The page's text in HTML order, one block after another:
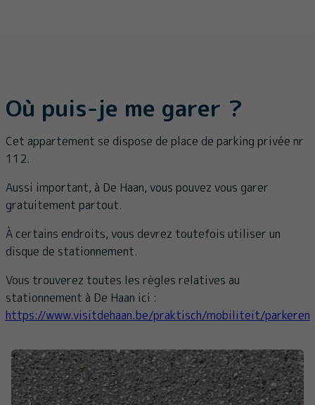
Où puis-je me garer ?
Cet appartement se dispose de place de parking privée nr
112.
Aussi important, à De Haan, vous pouvez vous garer
gratuitement partout.
À certains endroits, vous devrez toutefois utiliser un
disque de stationnement.
Vous trouverez toutes les règles relatives au
stationnement à De Haan ici :
https://www.visitdehaan.be/praktisch/mobiliteit/parkeren